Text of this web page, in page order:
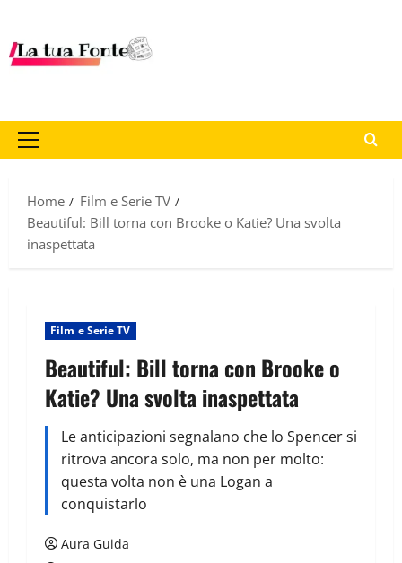
Home
Film e Serie TV
Beautiful: Bill torna con Brooke o Katie? Una svolta
inaspettata
Film e Serie TV
Beautiful: Bill torna con Brooke o
Katie? Una svolta inaspettata
Le anticipazioni segnalano che lo Spencer si
ritrova ancora solo, ma non per molto:
questa volta non è una Logan a
conquistarlo
Aura Guida